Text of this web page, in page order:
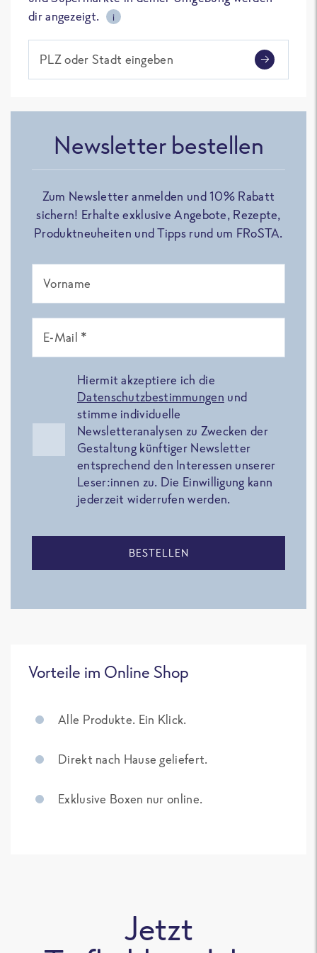
dir angezeigt.
i
PLZ oder Stadt eingeben
Newsletter bestellen
Zum Newsletter anmelden und 10% Rabatt
sichern! Erhalte exklusive Angebote, Rezepte,
Produktneuheiten und Tipps rund um FRoSTA.
Vorname
E-Mail *
Hiermit akzeptiere ich die
Datenschutzbestimmungen und
stimme individuelle
Newsletteranalysen zu Zwecken der
Gestaltung künftiger Newsletter
entsprechend den Interessen unserer
Leser:innen zu. Die Einwilligung kann
jederzeit widerrufen werden.
BESTELLEN
Vorteile im Online Shop
Alle Produkte. Ein Klick.
Direkt nach Hause geliefert.
Exklusive Boxen nur online.
Jetzt